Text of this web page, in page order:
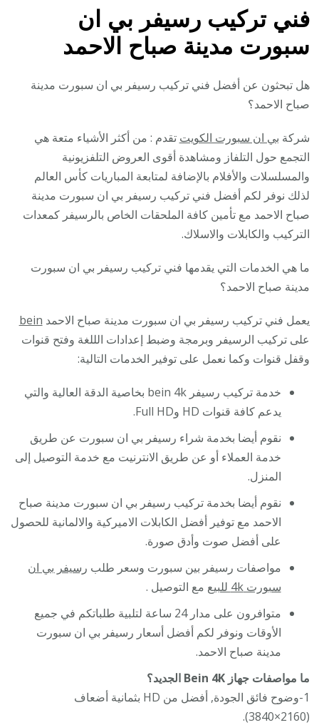
فني تركيب رسيفر بي ان
سبورت مدينة صباح الاحمد
هل تبحثون عن أفضل فني تركيب رسيفر بي ان سبورت مدينة
صباح الاحمد؟
شركة بي ان سبورت الكويت تقدم : من أكثر الأشياء متعة هي
التجمع حول التلفاز ومشاهدة أقوى العروض التلفزيونية
والمسلسلات والأفلام بالإضافة لمتابعة المباريات كأس العالم
لذلك نوفر لكم أفضل فني تركيب رسيفر بي ان سبورت مدينة
صباح الاحمد مع تأمين كافة الملحقات الخاص بالرسيفر كمعدات
التركيب والكابلات والاسلاك.
ما هي الخدمات التي يقدمها فني تركيب رسيفر بي ان سبورت
مدينة صباح الاحمد؟
يعمل فني تركيب رسيفر بي ان سبورت مدينة صباح الاحمد bein
على تركيب الرسيفر وبرمجة وضبط إعدادات الللغة وفتح قنوات
وقفل قنوات وكما نعمل على توفير الخدمات التالية:
خدمة تركيب رسيفر bein 4k بخاصية الدقة العالية والتي
يدعم كافة قنوات HD وFull HD.
نقوم أيضا بخدمة شراء رسيفر بي ان سبورت عن طريق
خدمة العملاء أو عن طريق الانترنيت مع خدمة التوصيل إلى
المنزل.
نقوم أيضا بخدمة تركيب رسيفر بي ان سبورت مدينة صباح
الاحمد مع توفير أفضل الكابلات الاميركية والالمانية للحصول
على أفضل صوت وأدق صورة.
مواصفات رسيفر بين سبورت وسعر طلب رسيفر بي ان
سبورت 4k للبيع
مع التوصيل .
متوافرون على مدار 24 ساعة لتلبية طلباتكم في جميع
الأوقات ونوفر لكم أفضل أسعار رسيفر بي ان سبورت
مدينة صباح الاحمد.
ما مواصفات جهاز Bein 4K الجديد؟
1-وضوح فائق الجودة, أفضل من HD بثمانية أضعاف
(2160×3840).